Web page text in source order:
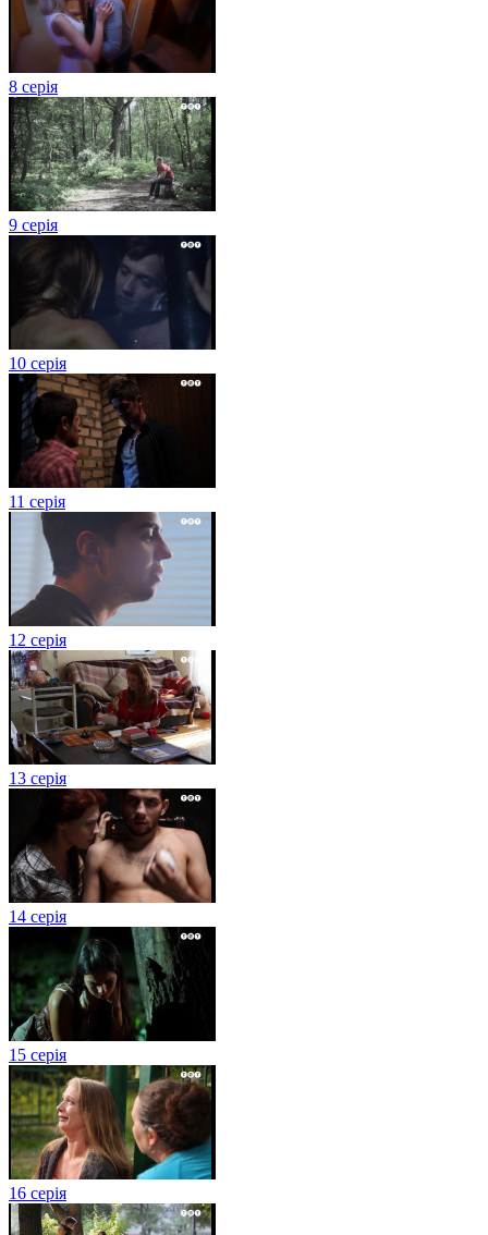
8 серія
9 серія
10 серія
11 серія
12 серія
13 серія
14 серія
15 серія
16 серія